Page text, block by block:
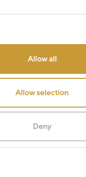
Allow all
Allow selection
Deny